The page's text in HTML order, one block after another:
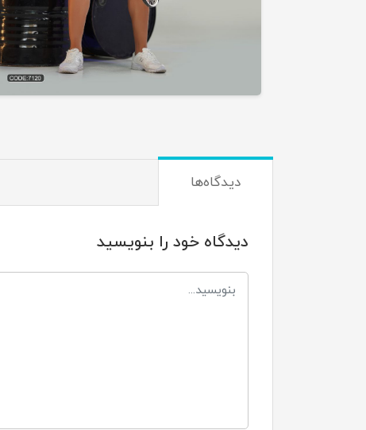
دیدگاه‌ها
دیدگاه خود را بنویسید